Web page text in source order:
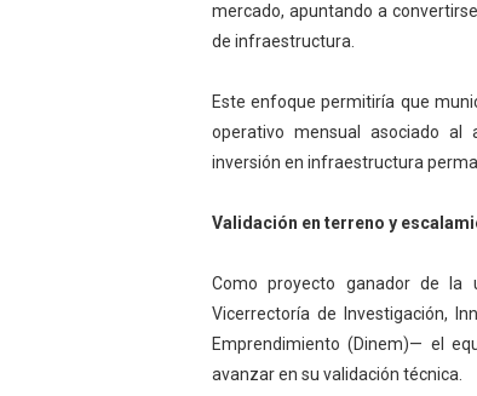
mercado, apuntando a
de infraestructura.
Este enfoque permitiría que
operativo mensual asociado al
inversión en infraestructura
Validación en terreno y
Como proyecto ganador de la
Vicerrectoría de Investigación,
Emprendimiento (Dinem)— el
avanzar en su validación técnica.